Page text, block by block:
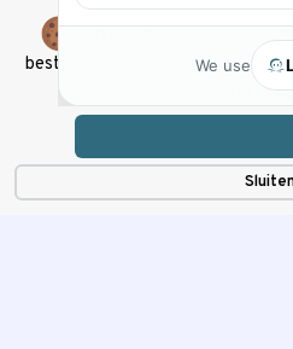
We gebruiken cookies
beste versie van onze website te
cookie
Navigatie
We use